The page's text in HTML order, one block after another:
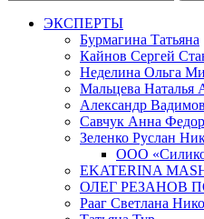
ЭКСПЕРТЫ
Бурмагина Татьяна
Кайнов Сергей
Неделина Ольга
Мальцева Наталья
Александр
Савчук Анна
Зеленко Руслан
ООО
EKATERINA
ОЛЕГ РЕЗАНОВ
Рааг Светлана